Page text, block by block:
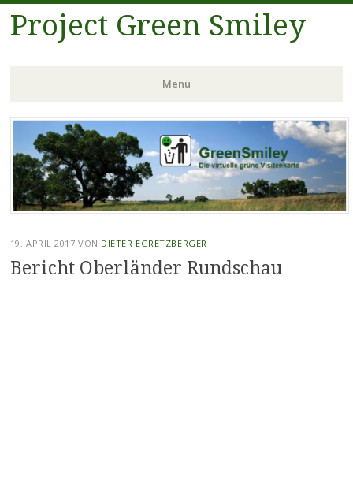
Project Green Smiley
Menü
Zum
Inhalt
springen
19. APRIL 2017 VON DIETER EGRETZBERGER
Bericht Oberländer Rundschau